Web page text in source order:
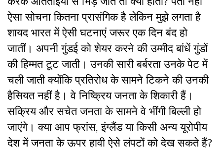
ऐसा सोचना कितना प्रासंगिक है लेकिन मुझे लगता है
शायद भारत में ऐसी घटनाएं जरूर एक दिन बंद हो
जातीं। अपनी गुंडई को शेयर करने की उम्मीद बांधें गुंडों
की हिम्मत टूट जाती। उनकी सारी बर्बरता उनके पेट में
चली जाती क्योंकि प्रतिरोध के सामने टिकने की उनकी
हैसियत नहीं है। वे निष्क्रिय जनता के शिकारी हैं।
सक्रिय और सचेत जनता के सामने वे भींगी बिल्ली हो
जाएंगे। क्या आप फ्रांस, इंग्लैंड या किसी अन्य यूरोपीय
देश में जनता के ऊपर हावी ऐसे लंपटों को देख सकते हैं?